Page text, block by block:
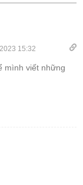
15:32
mình viết những